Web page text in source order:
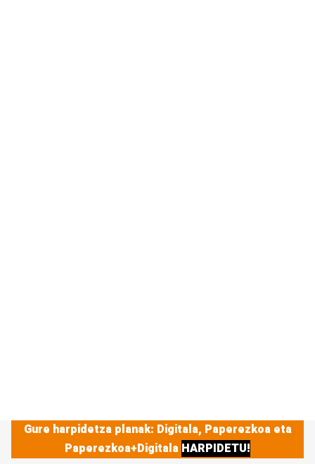
Gure harpidetza planak: Digitala, Paperezkoa eta
Paperezkoa+Digitala HARPIDETU!